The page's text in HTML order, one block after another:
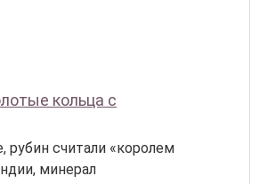
кольца с
рубин считали «королем
минерал